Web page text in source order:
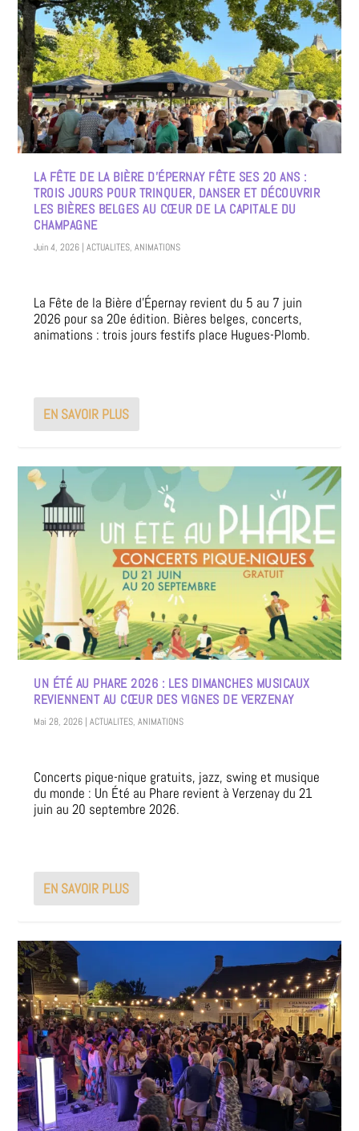
LA FÊTE DE LA BIÈRE D’ÉPERNAY FÊTE SES 20 ANS :
TROIS JOURS POUR TRINQUER, DANSER ET DÉCOUVRIR
LES BIÈRES BELGES AU CŒUR DE LA CAPITALE DU
CHAMPAGNE
Juin 4, 2026 |ACTUALITES,ANIMATIONS
La Fête de la Bière d’Épernay revient du 5 au 7 juin
2026 pour sa 20e édition. Bières belges, concerts,
animations : trois jours festifs place Hugues-Plomb.
EN SAVOIR PLUS
UN ÉTÉ AU PHARE 2026 : LES DIMANCHES MUSICAUX
REVIENNENT AU CŒUR DES VIGNES DE VERZENAY
Mai 28, 2026 |ACTUALITES,ANIMATIONS
Concerts pique-nique gratuits, jazz, swing et musique
du monde : Un Été au Phare revient à Verzenay du 21
juin au 20 septembre 2026.
EN SAVOIR PLUS